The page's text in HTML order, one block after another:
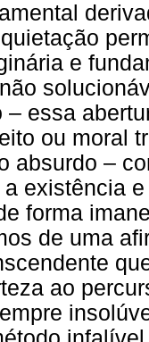
e
– essa
ou moral
absurdo –
existência
forma
de uma
ao